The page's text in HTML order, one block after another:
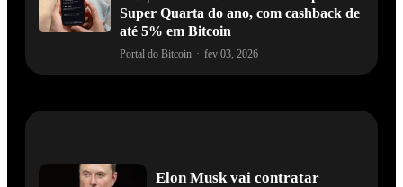
Super Quarta do ano, com cashback de
até 5% em Bitcoin
Portal do Bitcoin · fev 03, 2026
Elon Musk vai contratar